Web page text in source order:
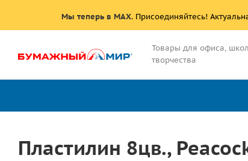
Мы теперь в MAX. Присоединяйтесь!
Товары для офиса,
творчества
Пластилин 8цв.,